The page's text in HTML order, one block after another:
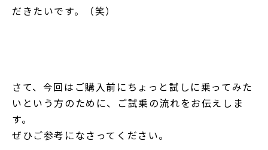
だきたいです。（笑）
さて、今回はご購入前にちょっと試しに乗ってみた
いという方のために、ご試乗の流れをお伝えしま
す。
ぜひご参考になさってください。